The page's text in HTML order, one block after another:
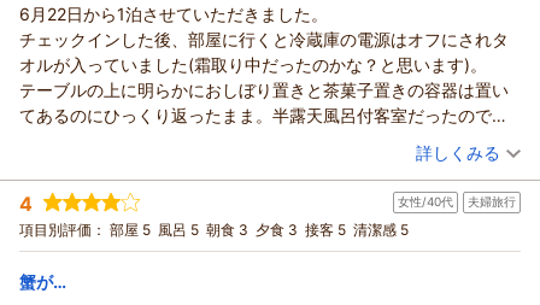
り一層のサービス向上に努めてまいります。
来年もまた、笑顔の皆様にお会いできる日を心よりお待ち申し
上げております。
（返信日：2026/07/25）
龍宮城スパ・ホテル三日月 富士見亭からの返信
まっち 様
この度は、大切なお嬢様の7歳のお誕生日という節目に当館をお
選びいただき、誠にありがとうございました。
また一つ成長されたお嬢様、そしてご家族の皆様に再びお会い
できる日を、スタッフ一同心よりお待ち申し上げております。
（返信日：2026/07/15）
6月22日から1泊させていただきました。
チェックインした後、部屋に行くと冷蔵庫の電源はオフにされタ
オルが入っていました(霜取り中だったのかな？と思います)。
テーブルの上に明らかにおしぼり置きと茶菓子置きの容器は置い
てあるのにひっくり返ったまま。半露天風呂付客室だったので風
呂に行くとタオルもない。チェックアウトした部屋を掃除して補
充忘れだったのでしょうが、こんなこと今までなかったのでびっ
くりしました。
フロントに電話をしてすぐに補充してもらいましたが、女性のス
タッフが連れの真隣でくしゃみをしました。生理現象なので仕方
り補充しながらそれはないと思います。
（投稿日：2026/06/26）
宿泊時期： 2026年06月宿泊 (恋人旅行)
投稿者： りこぴんさん
宿泊プラン： 【三日月スタンダード】フリーフロー＆ビュッフェ
朝・夕
宿泊価格帯：
詳しくみる
4 女性/40代 夫婦旅行
項目別評価： 部屋 5 風呂 5 朝食 3 夕食 3 接客 5 清潔感 5
蟹が…